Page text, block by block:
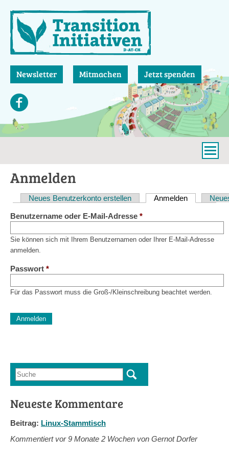
zum
Inhalt
Newsletter Mitmachen Jetzt spenden
Anmelden
Haupt-
Reiter
Neues Benutzerkonto erstellen Anmelden(aktiver
Benutzername oder E-Mail-Adresse *
Sie können sich mit Ihrem Benutzernamen oder Ihrer E-Mail-Adresse
anmelden.
Passwort *
Für das Passwort muss die Groß-/Kleinschreibung beachtet werden.
Diese Sicherheitsfrage überprüft, ob Sie ein menschlicher
Suchformular
Suche
Neueste Kommentare
Beitrag: Linux-Stammtisch
Kommentiert vor9 Monate 2 Wochen von Gernot Dorfer